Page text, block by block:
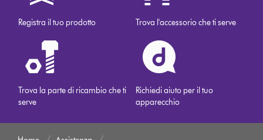
Registra il tuo prodotto Trova l'accessorio che ti serve
Trova la parte di ricambio che ti
serve
Richiedi aiuto per il tuo
apparecchio